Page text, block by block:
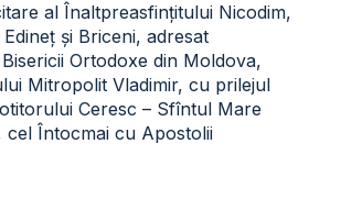
al Înaltpreasfințitului Nicodim,
și Briceni, adresat
Ortodoxe din Moldova,
Mitropolit Vladimir, cu prilejul
Ceresc – Sfîntul Mare
cel Întocmai cu Apostolii